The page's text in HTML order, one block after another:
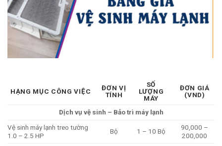
HẠNG MỤC CÔNG VIỆC
ĐƠN VỊ
TÍNH
SỐ
LƯỢNG
MÁY
ĐƠN GIÁ
(VND)
Dịch vụ vệ sinh – Bảo trì máy lạnh
Vệ sinh máy lạnh treo tường
1.0 – 2.5 HP
Bộ 1 – 10 Bộ
90,000 –
200,000